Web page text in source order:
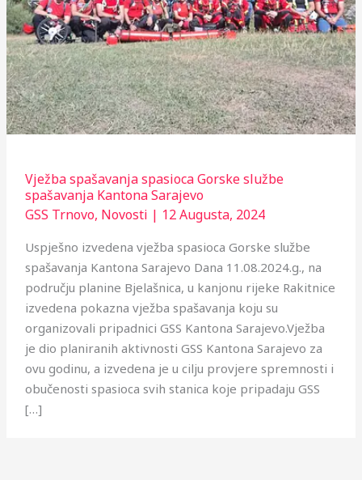
Vježba spašavanja spasioca Gorske službe
spašavanja Kantona Sarajevo
GSS Trnovo, Novosti | 12 Augusta, 2024
Uspješno izvedena vježba spasioca Gorske službe
spašavanja Kantona Sarajevo Dana 11.08.2024.g., na
području planine Bjelašnica, u kanjonu rijeke Rakitnice
izvedena pokazna vježba spašavanja koju su
organizovali pripadnici GSS Kantona Sarajevo.Vježba
je dio planiranih aktivnosti GSS Kantona Sarajevo za
ovu godinu, a izvedena je u cilju provjere spremnosti i
obučenosti spasioca svih stanica koje pripadaju GSS
[…]